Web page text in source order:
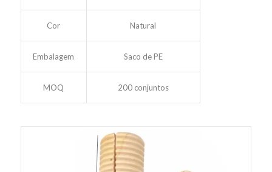
Cor Natural
Embalagem Saco de PE
MOQ 200 conjuntos